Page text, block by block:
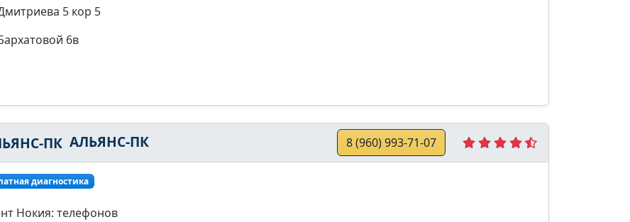
5 кор 5
6в
АЛЬЯНС-ПК 8 (960) 993-71-07
диагностика
Нокия: телефонов